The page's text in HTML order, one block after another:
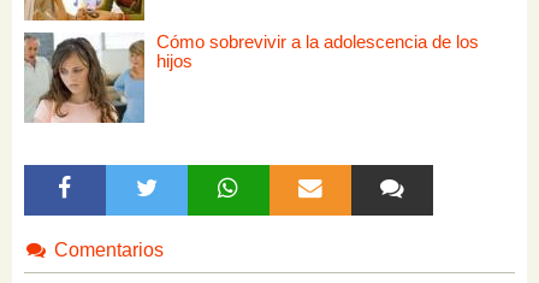
Cómo sobrevivir a la adolescencia de los
hijos
Comentarios